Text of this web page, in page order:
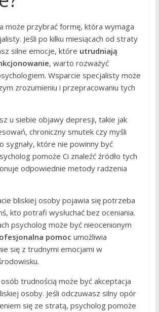
może przybrać formę, która wymaga
Jeśli po kilku miesiącach od straty
silne emocje, które utrudniają
, warto rozważyć
Wsparcie specjalisty może
zrozumieniu i przepracowaniu tych
u siebie objawy depresji, takie jak
chroniczny smutek czy myśli
sygnały, które nie powinny być
pomoże Ci znaleźć źródło tych
odpowiednie metody radzenia
bliskiej osoby pojawia się potrzeba
kto potrafi wysłuchać bez oceniania.
psycholog może być nieocenionym
pomoc umożliwia
się z trudnymi emocjami w
trudnością może być akceptacja
osoby. Jeśli odczuwasz silny opór
się ze stratą, psycholog pomoże